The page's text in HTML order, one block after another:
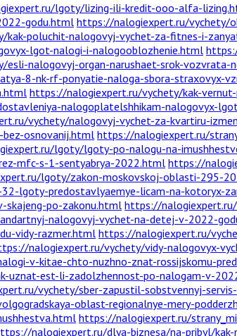
lgoty/lizing-ili-kredit-ooo-alfa-
godu.html https://nalogiexpert.ru/vychety/
kak-poluchit-nalogovyj-vychet-za-fitnes-i-
lgot-nalogi-i-nalogooblozhenie.html
nalogovyj-organ-narushaet-srok-
8-nk-rf-ponyatie-naloga-sbora-straxovyx-
https://nalogiexpert.ru/vychety/kak-
nalogoplatelshhikam-nalogovyx-
vychety/nalogovyj-vychet-za-kvartiru-
osnovanij.html https://nalogiexpert.ru/
lgoty/lgoty-po-nalogu-na-
mfc-s-1-sentyabrya-2022.html https://
lgoty/zakon-moskovskoj-oblasti-295-
lgoty-predostavlyaemye-licam-na-kotoryx-
skajeng-po-zakonu.html https://
nalogovyj-vychet-na-detej-v-2022-
vidy-razmer.html https://nalogiexpert.ru/
nalogiexpert.ru/vychety/vidy-nalogovyx-
v-kitae-chto-nuzhno-znat-rossijskomu-
uznat-est-li-zadolzhennost-po-nalogam-v-
vychety/sber-zapustil-sobstvennyj-
oblast-regionalnye-mery-
https://nalogiexpert.ru/
nalogiexpert.ru/dlya-biznesa/na-pribyl/